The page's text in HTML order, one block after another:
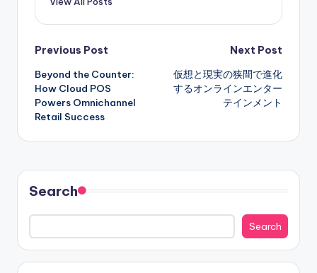
Post
navigation
Previous Post
Beyond the Counter:
How Cloud POS
Powers Omnichannel
Retail Success
Next Post
仮想と現実の狭間で進化
するオンラインエンター
テインメント
Search
Search